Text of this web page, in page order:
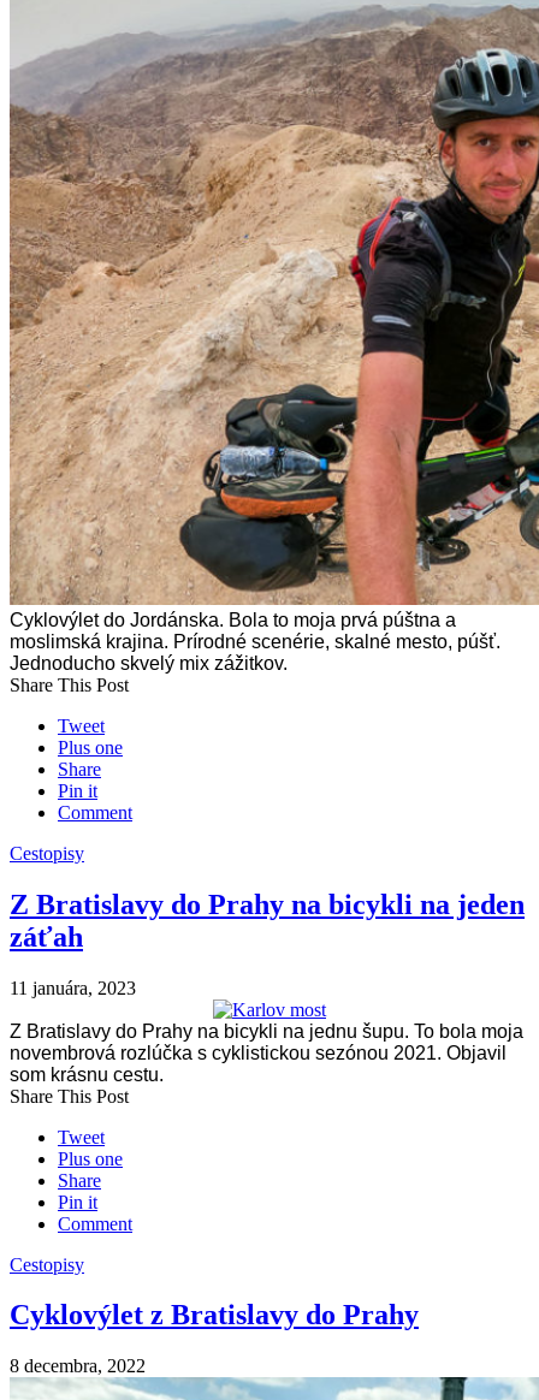
Cyklovýlet do Jordánska. Bola to moja prvá púštna a
moslimská krajina. Prírodné scenérie, skalné mesto, púšť.
Jednoducho skvelý mix zážitkov.
Share This Post
Tweet
Plus one
Share
Pin it
Comment
Cestopisy
Z Bratislavy do Prahy na bicykli na jeden
záťah
11 januára, 2023
Z Bratislavy do Prahy na bicykli na jednu šupu. To bola moja
novembrová rozlúčka s cyklistickou sezónou 2021. Objavil
som krásnu cestu.
Share This Post
Tweet
Plus one
Share
Pin it
Comment
Cestopisy
Cyklovýlet z Bratislavy do Prahy
8 decembra, 2022